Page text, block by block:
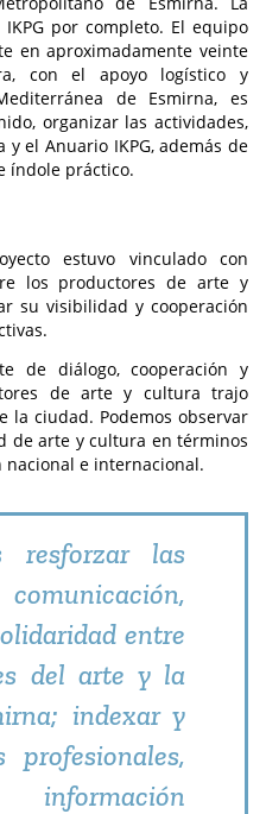
por completo. El equipo
en aproximadamente veinte
con el apoyo logístico y
de Esmirna, es
organizar las actividades,
el Anuario IKPG, además de
índole práctico.
estuvo vinculado con
los productores de arte y
su visibilidad y cooperación
de diálogo, cooperación y
de arte y cultura trajo
la ciudad. Podemos observar
de arte y cultura en términos
nacional e internacional.
resforzar las
entre
del arte y la
indexar y